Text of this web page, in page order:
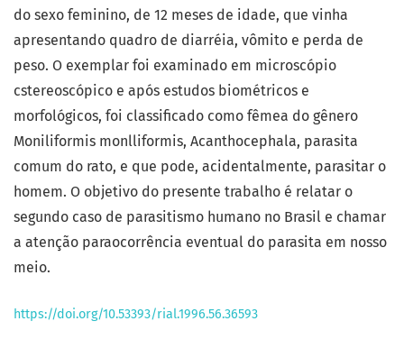
do sexo feminino, de 12 meses de idade, que vinha
apresentando quadro de diarréia, vômito e perda de
peso. O exemplar foi examinado em microscópio
cstereoscópico e após estudos biométricos e
morfológicos, foi classificado como fêmea do gênero
Moniliformis monlliformis, Acanthocephala, parasita
comum do rato, e que pode, acidentalmente, parasitar o
homem. O objetivo do presente trabalho é relatar o
segundo caso de parasitismo humano no Brasil e chamar
a atenção paraocorrência eventual do parasita em nosso
meio.
https://doi.org/10.53393/rial.1996.56.36593